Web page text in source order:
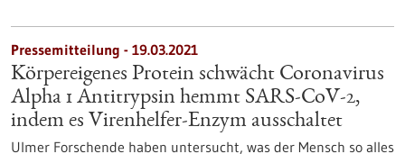
Pressemitteilung - 19.03.2021
Körpereigenes Protein schwächt Coronavirus
Alpha 1 Antitrypsin hemmt SARS-CoV-2,
indem es Virenhelfer-Enzym ausschaltet
Ulmer Forschende haben untersucht, was der Mensch so alles